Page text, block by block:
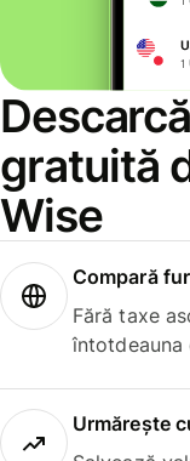
gratuită
Wise
Compară
Fără taxe
Urmărește